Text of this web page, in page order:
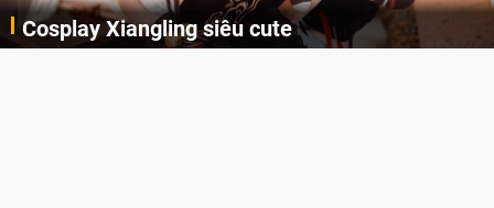
Cosplay Xiangling siêu cute